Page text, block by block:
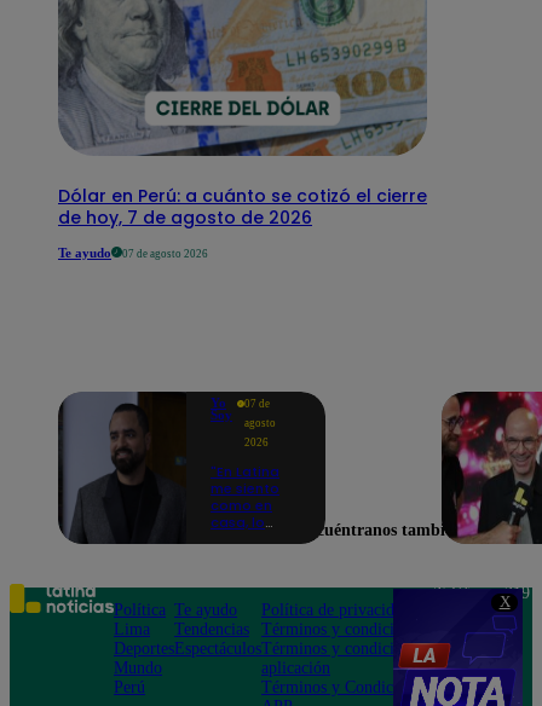
X
Dólar en Perú: a cuánto se cotizó el cierre
de hoy, 7 de agosto de 2026
Te ayudo 07 de agosto 2026
Yo
Soy
07 de
agosto
2026
"En Latina
me siento
como en
casa, lo
emocionado
por estreno
de Yo Soy
2026
Encuéntranos también en
Política
Lima
Deportes
Mundo
Perú
Te ayudo
Tendencias
Espectáculos
Política de privacidad
Términos y condiciones
Términos y condiciones
aplicación
Términos y Condiciones
Teléfono: 219
Av. San
Felipe 968
Jesús María